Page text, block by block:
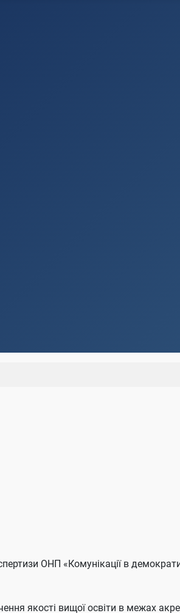
ОНП «Комунікації в
якості вищої освіти в межах